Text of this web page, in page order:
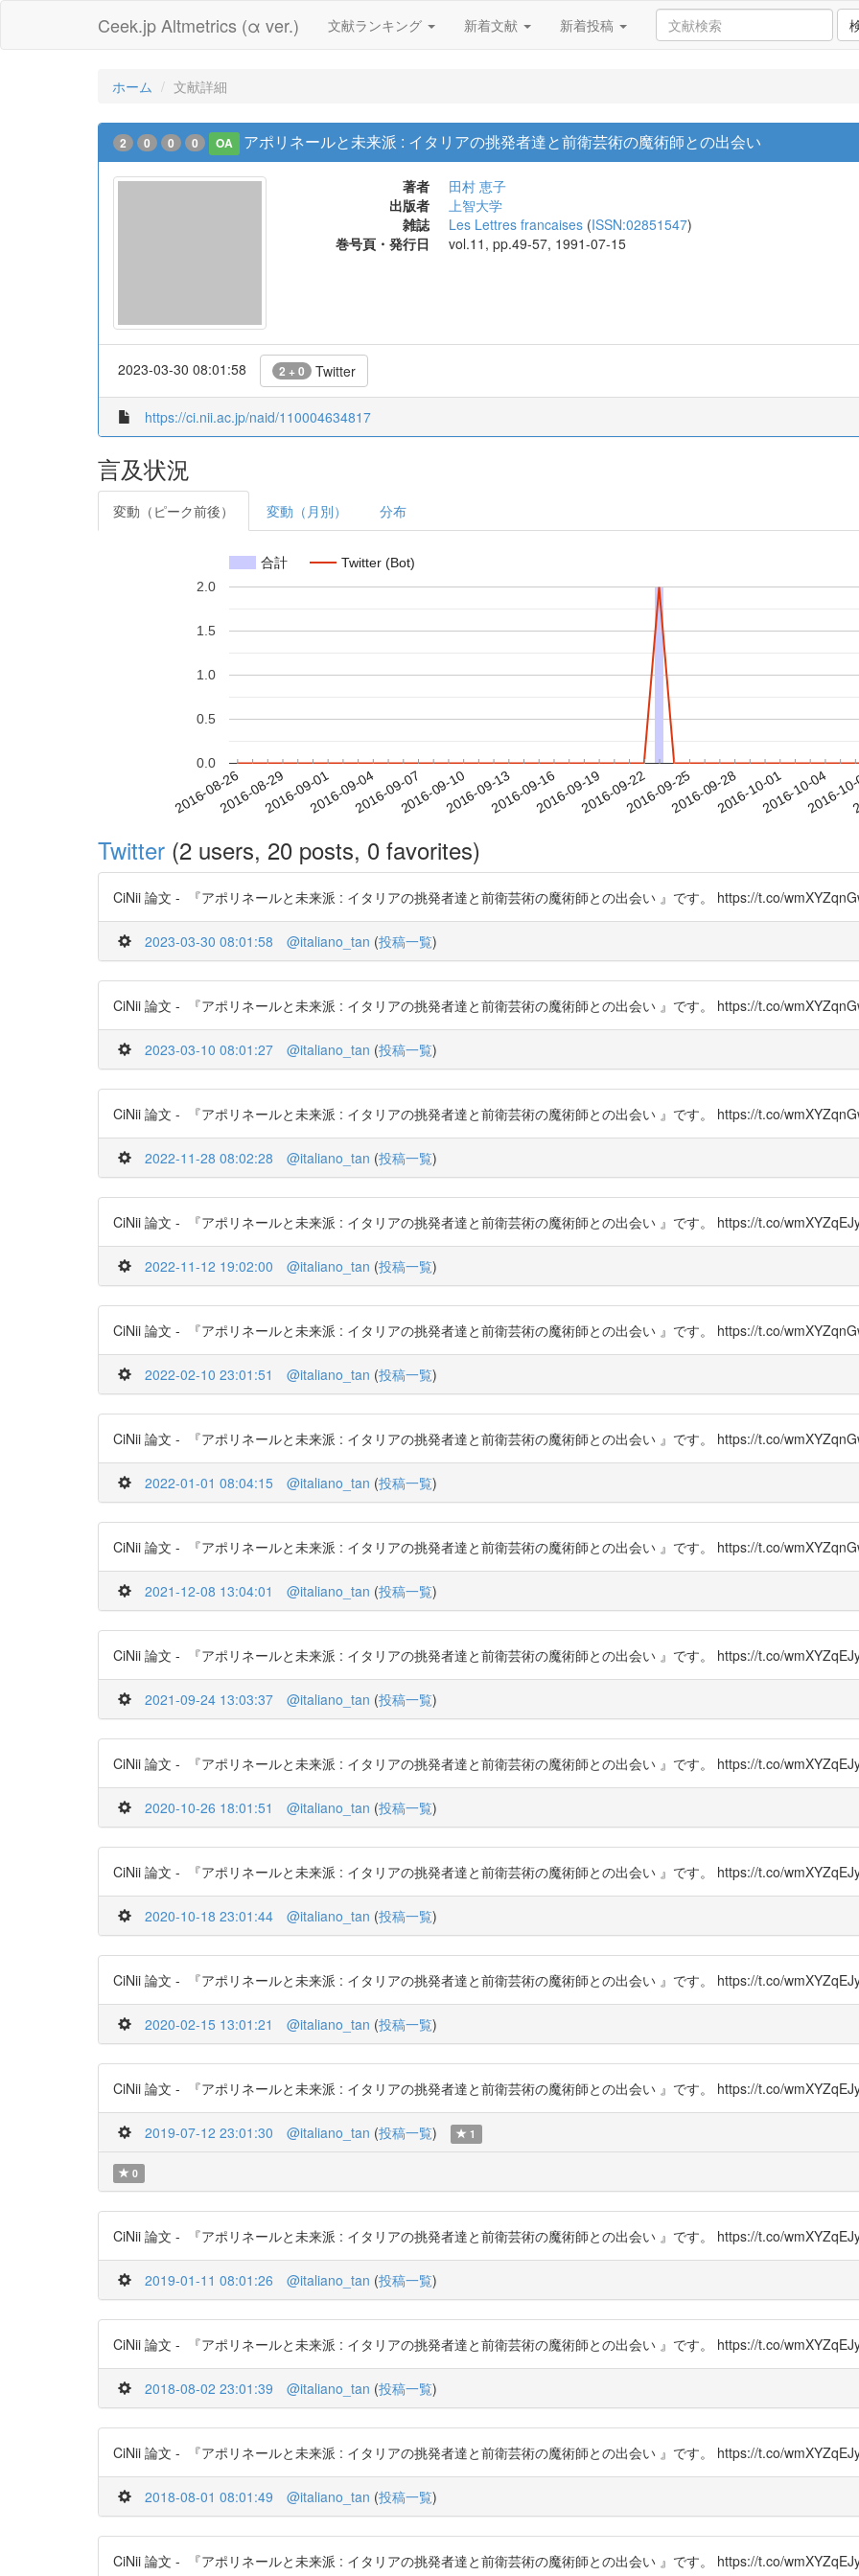
Ceek.jp Altmetrics (α ver.) 文献ランキング 新着文献 新着投稿
ホーム 文献詳細
2 0 0 0 OA アポリネールと未来派 : イタリアの挑発者達と前衛芸術の魔術師との出会い
著者
田村 恵子
出版者
上智大学
雑誌
Les Lettres francaises (ISSN:02851547)
巻号頁・発行日
vol.11, pp.49-57, 1991-07-15
2023-03-30 08:01:58 2 + 0 Twitter
https://ci.nii.ac.jp/naid/110004634817
言及状況
変動（ピーク前後） 変動（月別） 分布
合計 Twitter (Bot)
2016-08-262016-08-292016-09-012016-09-042016-09-072016-09-102016-09-132016-09-162016-09-192016-09-222016-09-252016-09-282016-10-012016-10-04
2016-
0.0
0.5
1.0
1.5
2.0
Twitter (2 users, 20 posts, 0 favorites)
CiNii 論文 - 『アポリネールと未来派 : イタリアの挑発者達と前衛芸術の魔術師との出会い 』です。 https://t.co/
2023-03-30 08:01:58 @italiano_tan (投稿一覧)
CiNii 論文 - 『アポリネールと未来派 : イタリアの挑発者達と前衛芸術の魔術師との出会い 』です。 https://t.co/
2023-03-10 08:01:27 @italiano_tan (投稿一覧)
CiNii 論文 - 『アポリネールと未来派 : イタリアの挑発者達と前衛芸術の魔術師との出会い 』です。 https://t.co/
2022-11-28 08:02:28 @italiano_tan (投稿一覧)
CiNii 論文 - 『アポリネールと未来派 : イタリアの挑発者達と前衛芸術の魔術師との出会い 』です。 https://t.co/
2022-11-12 19:02:00 @italiano_tan (投稿一覧)
CiNii 論文 - 『アポリネールと未来派 : イタリアの挑発者達と前衛芸術の魔術師との出会い 』です。 https://t.co/
2022-02-10 23:01:51 @italiano_tan (投稿一覧)
CiNii 論文 - 『アポリネールと未来派 : イタリアの挑発者達と前衛芸術の魔術師との出会い 』です。 https://t.co/
2022-01-01 08:04:15 @italiano_tan (投稿一覧)
CiNii 論文 - 『アポリネールと未来派 : イタリアの挑発者達と前衛芸術の魔術師との出会い 』です。 https://t.co/
2021-12-08 13:04:01 @italiano_tan (投稿一覧)
CiNii 論文 - 『アポリネールと未来派 : イタリアの挑発者達と前衛芸術の魔術師との出会い 』です。 https://t.co/
2021-09-24 13:03:37 @italiano_tan (投稿一覧)
CiNii 論文 - 『アポリネールと未来派 : イタリアの挑発者達と前衛芸術の魔術師との出会い 』です。 https://t.co/
2020-10-26 18:01:51 @italiano_tan (投稿一覧)
CiNii 論文 - 『アポリネールと未来派 : イタリアの挑発者達と前衛芸術の魔術師との出会い 』です。 https://t.co/
2020-10-18 23:01:44 @italiano_tan (投稿一覧)
CiNii 論文 - 『アポリネールと未来派 : イタリアの挑発者達と前衛芸術の魔術師との出会い 』です。 https://t.co/
2020-02-15 13:01:21 @italiano_tan (投稿一覧)
CiNii 論文 - 『アポリネールと未来派 : イタリアの挑発者達と前衛芸術の魔術師との出会い 』です。 https://t.co/
2019-07-12 23:01:30 @italiano_tan (投稿一覧) 1
0
CiNii 論文 - 『アポリネールと未来派 : イタリアの挑発者達と前衛芸術の魔術師との出会い 』です。 https://t.co/
2019-01-11 08:01:26 @italiano_tan (投稿一覧)
CiNii 論文 - 『アポリネールと未来派 : イタリアの挑発者達と前衛芸術の魔術師との出会い 』です。 https://t.co/
2018-08-02 23:01:39 @italiano_tan (投稿一覧)
CiNii 論文 - 『アポリネールと未来派 : イタリアの挑発者達と前衛芸術の魔術師との出会い 』です。 https://t.co/
2018-08-01 08:01:49 @italiano_tan (投稿一覧)
CiNii 論文 - 『アポリネールと未来派 : イタリアの挑発者達と前衛芸術の魔術師との出会い 』です。 https://t.co/